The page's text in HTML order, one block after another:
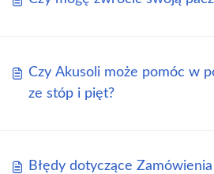
Czy Akusoli może pomóc w
ze stóp i pięt?
Błędy dotyczące Zamówienia